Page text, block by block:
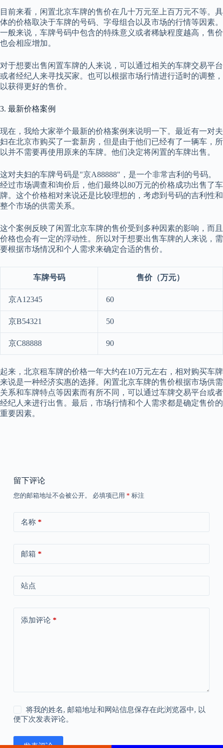
目前来看，闲置北京车牌的售价在几十万元至上百万元不等。具
体的价格取决于车牌的号码、字母组合以及市场的行情等因素。
一般来说，车牌号码中包含的特殊意义或者稀缺程度越高，售价
也会相应增加。
对于想要出售闲置车牌的人来说，可以通过相关的车牌交易平台
或者经纪人来寻找买家。也可以根据市场行情进行适时的调整，
以获得更好的售价。
3. 最新价格案例
现在，我给大家举个最新的价格案例来说明一下。最近有一对夫
妇在北京市购买了一套新房，但是由于他们已经有了一辆车，所
以并不需要再使用原来的车牌。他们决定将闲置的车牌出售。
这对夫妇的车牌号码是"京A88888"，是一个非常吉利的号码。
经过市场调查和询价后，他们最终以80万元的价格成功出售了车
牌。这个价格相对来说还是比较理想的，考虑到号码的吉利性和
整个市场的供需关系。
这个案例反映了闲置北京车牌的售价受到多种因素的影响，而且
价格也会有一定的浮动性。所以对于想要出售车牌的人来说，需
要根据市场情况和个人需求来确定合适的售价。
车牌号码 售价（万元）
京A12345 60
京B54321 50
京C88888 90
起来，北京租车牌的价格一年大约在10万元左右，相对购买车牌
来说是一种经济实惠的选择。闲置北京车牌的售价根据市场供需
关系和车牌特点等因素而有所不同，可以通过车牌交易平台或者
经纪人来进行出售。最后，市场行情和个人需求都是确定售价的
重要因素。
留下评论
您的邮箱地址不会被公开。 必填项已用 * 标注
名称*
邮箱 *
站点
添加评论*
将我的姓名, 邮箱地址和网站信息保存在此浏览器中, 以
便下次发表评论。
发表评论